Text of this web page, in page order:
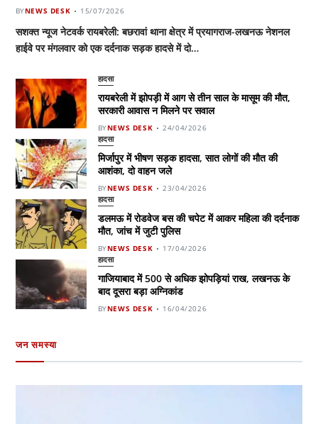
BYNEWS DESK 15/07/2026
सशक्त न्यूज नेटवर्क रायबरेली: बछरावां थाना क्षेत्र में प्रयागराज-लखनऊ नेशनल
हाईवे पर मंगलवार को एक दर्दनाक सड़क हादसे में दो…
हादसा
रायबरेली में झोपड़ी में आग से तीन साल के मासूम की मौत,
सरकारी आवास न मिलने पर सवाल
BYNEWS DESK 24/04/2026
हादसा
मिर्जापुर में भीषण सड़क हादसा, सात लोगों की मौत की
आशंका, दो वाहन जले
BYNEWS DESK 23/04/2026
हादसा
डलमऊ में रोडवेज बस की चपेट में आकर महिला की दर्दनाक
मौत, जांच में जुटी पुलिस
BYNEWS DESK 17/04/2026
हादसा
गाजियाबाद में 500 से अधिक झोपड़ियां राख, लखनऊ के
बाद दूसरा बड़ा अग्निकांड
BYNEWS DESK 16/04/2026
जन समस्या